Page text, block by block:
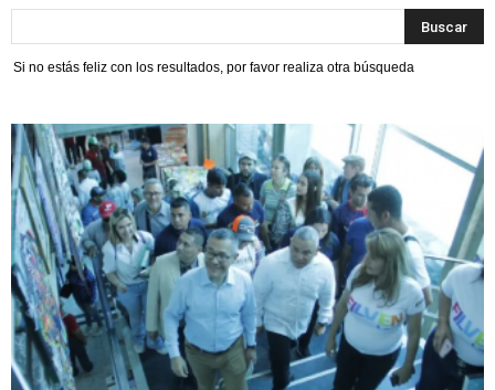
Si no estás feliz con los resultados, por favor realiza otra búsqueda